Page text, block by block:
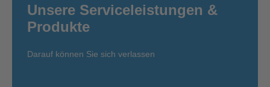
Unsere Service­leistungen &
Produkte
Darauf können Sie sich verlassen